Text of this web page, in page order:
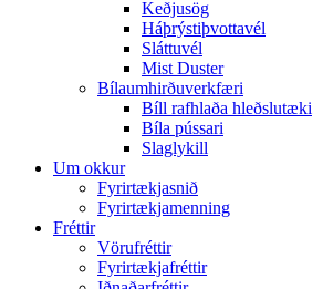
Keðjusög
Háþrýstiþvottavél
Sláttuvél
Mist Duster
Bílaumhirðuverkfæri
Bíll rafhlaða hleðslutæki
Bíla pússari
Slaglykill
Um okkur
Fyrirtækjasnið
Fyrirtækjamenning
Fréttir
Vörufréttir
Fyrirtækjafréttir